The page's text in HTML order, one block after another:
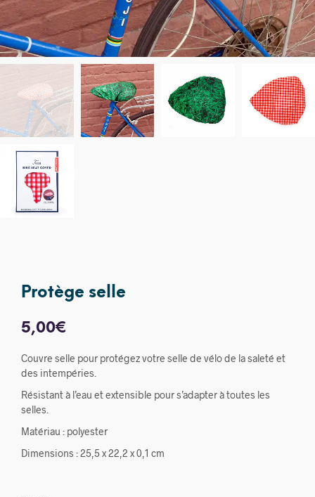
Protège selle
5,00€
Couvre selle pour protégez votre selle de vélo de la saleté et
des intempéries.
Résistant à l’eau et extensible pour s’adapter à toutes les
selles.
Matériau : polyester
Dimensions : 25,5 x 22,2 x 0,1 cm